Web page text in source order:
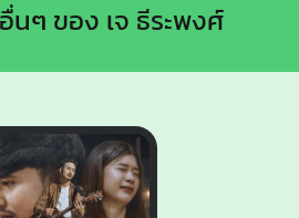
นๆ ของ เจ ธีระพงศ์